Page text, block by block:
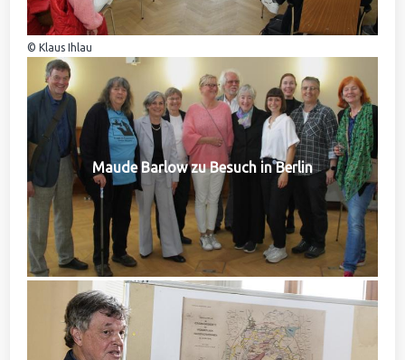
© Klaus Ihlau
Maude Barlow zu Besuch in Berlin